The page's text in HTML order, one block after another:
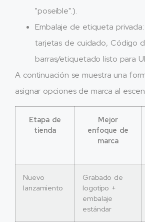
"poseíble".).​
Embalaje de etiqueta privada:
tarjetas de cuidado, Código
barras/etiquetado listo para
A continuación se muestra una
asignar opciones de marca al
Etapa de
tienda
Mejor
enfoque de
marca
Nuevo
lanzamiento
Grabado de
logotipo +
embalaje
estándar